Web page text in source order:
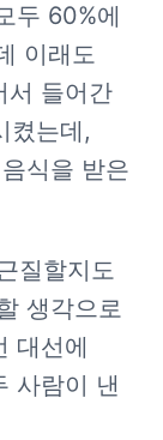
두 60%에
이래도
서 들어간
켰는데,
식을 받은
질할지도
생각으로
대선에
사람이 낸